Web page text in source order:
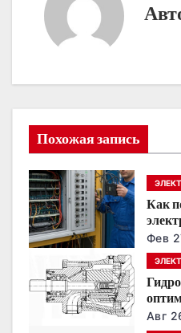
и
я
п
о
а
Похожая запись
Как
Фев
Авг